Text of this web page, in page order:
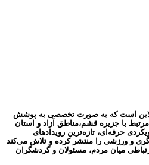
است که به صورت تخصصی به پوشش
با جزیره قشم،مناطق آزاد و استان
حرفه‌ای، تازه‌ترین رویدادهای
و ورزشی را منتشر کرده و تلاش می‌کند
میان مردم، مسئولان و گردشگران